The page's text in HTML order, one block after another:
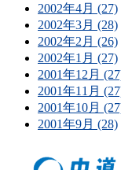
2002年4月 (27)
2002年3月 (28)
2002年2月 (26)
2002年1月 (27)
2001年12月
2001年11月
2001年10月
2001年9月 (28)